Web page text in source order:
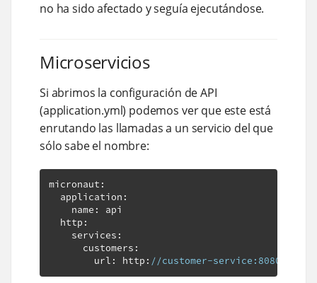
no ha sido afectado y seguía ejecutándose.
Microservicios
Si abrimos la configuración de API
(application.yml) podemos ver que este está
enrutando las llamadas a un servicio del que
sólo sabe el nombre:
micronaut :
  application
:
    name
:
api
  http
:
    services
:
      customers
:
        url
: http : //customer-service:8080